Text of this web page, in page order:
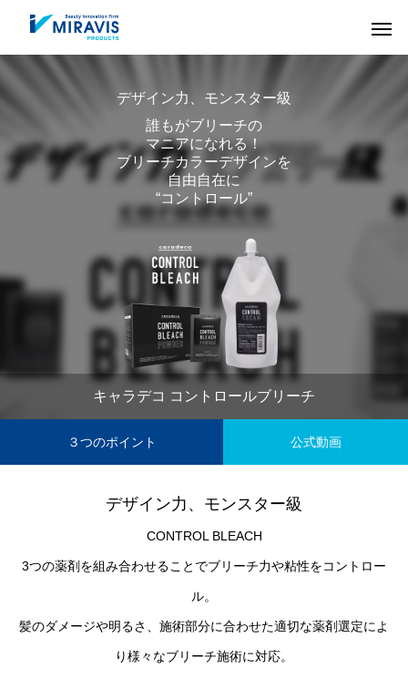
HAIR CARE
ヘアケア剤
COLOR
ヘアカラー剤
デザイン力、モンスター級
誰もがブリーチの
マニアになれる！
ブリーチカラーデザインを
自由自在に
“コントロール”
キャラデコ コントロールブリーチ
３つのポイント 公式動画
デザイン力、モンスター級
CONTROL BLEACH
3つの薬剤を組み合わせることでブリーチ力や粘性をコントロー
ル。
髪のダメージや明るさ、施術部分に合わせた適切な薬剤選定によ
り様々なブリーチ施術に対応。